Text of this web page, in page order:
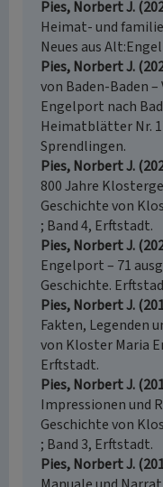
Pies, Norbert J.
Heimat- und
Neues aus
Pies, Norbert J.
von Baden-Baden
Engelport nach
Heimatblätter Nr.
Sprendlingen.
Pies, Norbert J.
800 Jahre
Geschichte von
; Band 4, Erftstadt.
Pies, Norbert J.
Engelport – 71
Geschichte.
Pies, Norbert J.
Fakten, Legenden
von Kloster Maria
Erftstadt.
Pies, Norbert J.
Impressionen und
Geschichte von
; Band 3, Erftstadt.
Pies, Norbert J.